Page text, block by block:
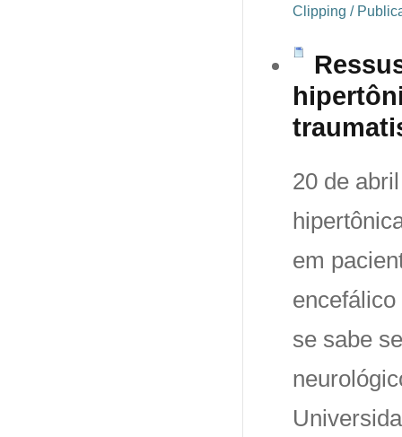
Clipping /
20 de
em
se sabe